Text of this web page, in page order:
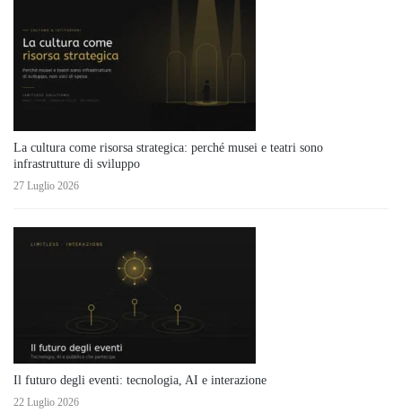
La cultura come risorsa strategica: perché musei e teatri sono
infrastrutture di sviluppo
27 Luglio 2026
Il futuro degli eventi: tecnologia, AI e interazione
22 Luglio 2026